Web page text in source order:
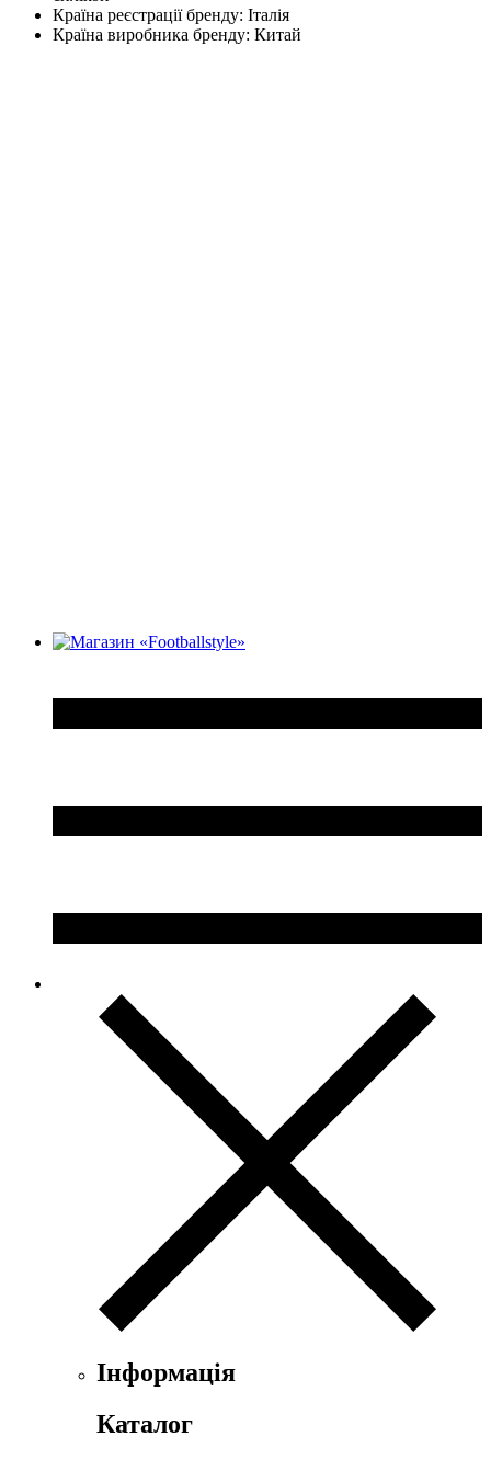
Країна реєстрації бренду: Італія
Країна виробника бренду: Китай
Інформація
Каталог